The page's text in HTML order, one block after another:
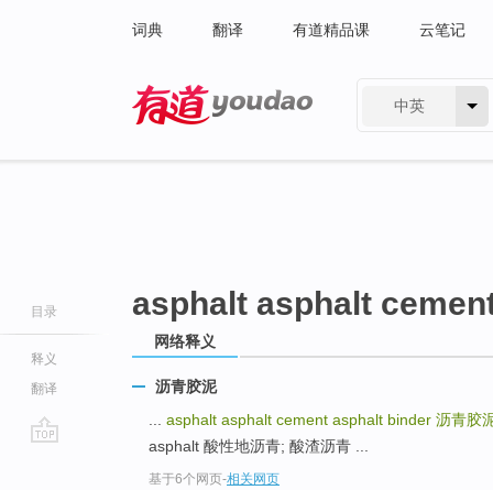
词典 翻译 有道精品课 云笔记
中英
目录
释义
翻译
asphalt asphalt
网络释义
沥青胶泥
asphalt asphalt cement asphalt binder 沥青胶
asphalt 酸性地沥青; 酸渣沥青 ...
基于6个网页-相关网页